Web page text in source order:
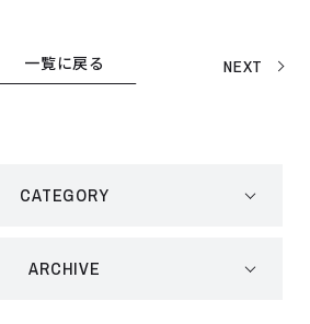
NEXT
一覧に戻る
CATEGORY
ARCHIVE